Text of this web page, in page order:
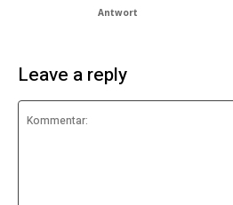
Antwort
Leave a reply